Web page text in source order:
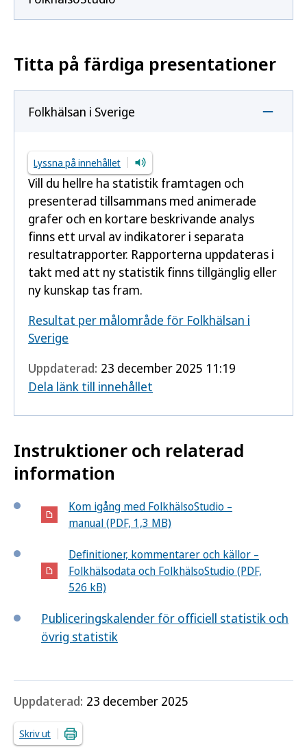
Titta på färdiga presentationer
Folkhälsan i Sverige
Lyssna på innehållet
Vill du hellre ha statistik framtagen och
presenterad tillsammans med animerade
grafer och en kortare beskrivande analys
finns ett urval av indikatorer i separata
resultatrapporter. Rapporterna uppdateras i
takt med att ny statistik finns tillgänglig eller
ny kunskap tas fram.
Resultat per målområde för Folkhälsan i
Sverige
Uppdaterad: 23 december 2025 11:19
Dela länk till innehållet
Instruktioner och relaterad
information
Kom igång med FolkhälsoStudio –
manual (PDF, 1,3 MB)
Definitioner, kommentarer och källor –
Folkhälsodata och FolkhälsoStudio (PDF,
526 kB)
Publiceringskalender för officiell statistik och
övrig statistik
Uppdaterad: 23 december 2025
Skriv ut